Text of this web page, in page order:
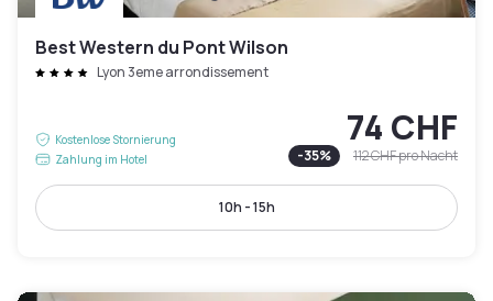
Best Western du Pont Wilson
Lyon 3eme arrondissement
Kostenlose Stornierung
Zahlung im Hotel
74 CHF
-35% 112 CHFpro Nacht
10h - 15h